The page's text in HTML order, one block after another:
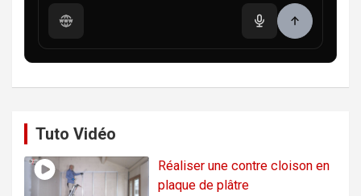
Tuto Vidéo
Réaliser une contre cloison en
plaque de plâtre